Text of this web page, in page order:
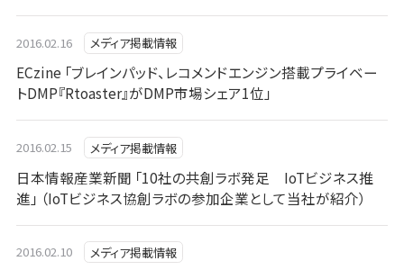
2016.02.16 メディア掲載情報
ECzine 「ブレインパッド、レコメンドエンジン搭載プライベー
トDMP『Rtoaster』がDMP市場シェア1位」
2016.02.15 メディア掲載情報
日本情報産業新聞 「10社の共創ラボ発足 IoTビジネス推
進」 （IoTビジネス協創ラボの参加企業として当社が紹介）
2016.02.10 メディア掲載情報